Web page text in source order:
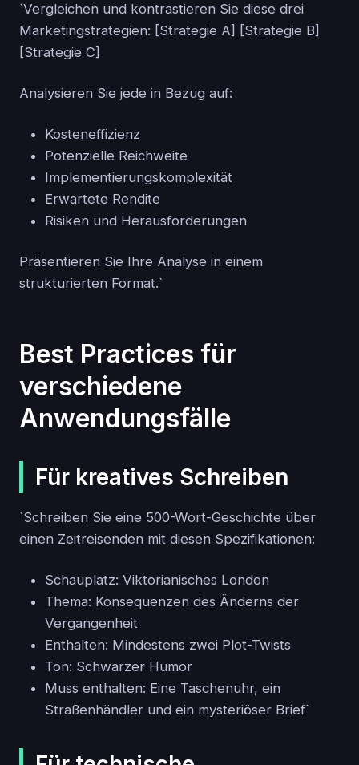
`Vergleichen und kontrastieren Sie diese drei
Marketingstrategien: [Strategie A] [Strategie B]
[Strategie C]
Analysieren Sie jede in Bezug auf:
Kosteneffizienz
Potenzielle Reichweite
Implementierungskomplexität
Erwartete Rendite
Risiken und Herausforderungen
Präsentieren Sie Ihre Analyse in einem
strukturierten Format.`
Best Practices für
verschiedene
Anwendungsfälle
Für kreatives Schreiben
`Schreiben Sie eine 500-Wort-Geschichte über
einen Zeitreisenden mit diesen Spezifikationen:
Schauplatz: Viktorianisches London
Thema: Konsequenzen des Änderns der
Vergangenheit
Enthalten: Mindestens zwei Plot-Twists
Ton: Schwarzer Humor
Muss enthalten: Eine Taschenuhr, ein
Straßenhändler und ein mysteriöser Brief`